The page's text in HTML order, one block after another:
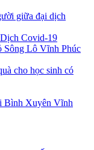
giữa đại dịch
Covid-19
Sông Lô Vĩnh Phúc
cho học sinh có
Bình Xuyên Vĩnh